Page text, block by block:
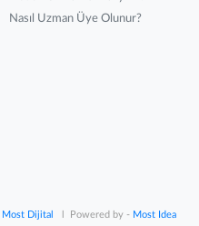
Nasıl Uzman Üye Olunur?
l Powered by - Most Idea
Most Dijital